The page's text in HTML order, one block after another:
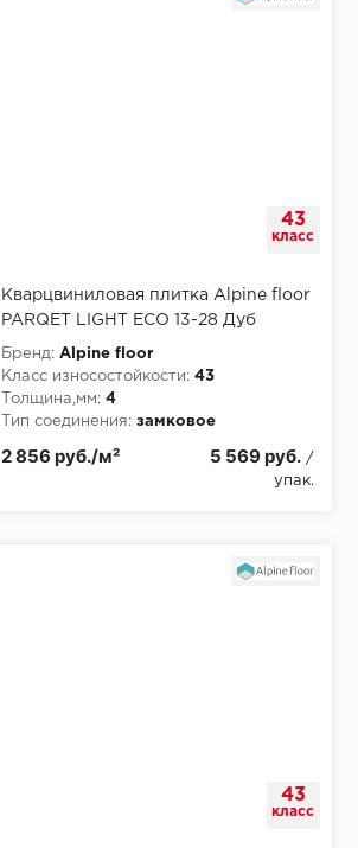
43
класс
Кварцвиниловая плитка Alpine floor
PARQET LIGHT ЕСО 13-28 Дуб
Поллукс
Бренд: Alpine floor
Класс износостойкости: 43
Толщина,мм: 4
Тип соединения: замковое
2 856 руб./м² 5 569 руб. /
упак.
43
класс